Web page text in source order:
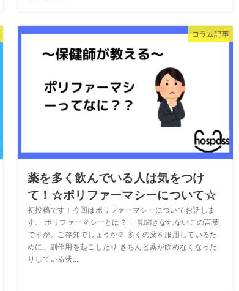
コラム記事
薬を多く飲んでいる人は気をつけ
て！☆ポリファーマシーについて☆
初投稿です！今回はポリファーマシーについてお話しま
す。 ポリファーマシーとは？ 一見聞きなれないこの言葉
ですが、ご存知でしょうか？ 多くの薬を服用しているた
めに、副作用を起こしたり きちんと薬が飲めなくなった
りしている状...